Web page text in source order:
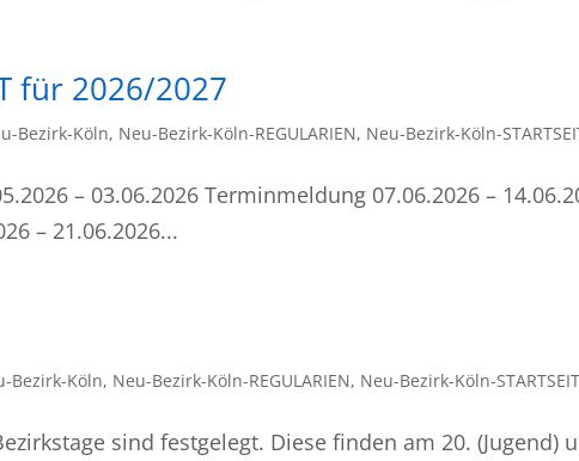
für 2026/2027
Bezirk-Köln, Neu-Bezirk-Köln-REGULARIEN, Neu-Bezirk-Köln-
– 03.06.2026 Terminmeldung 07.06.2026 –
– 21.06.2026...
Bezirk-Köln, Neu-Bezirk-Köln-REGULARIEN, Neu-Bezirk-Köln-
sind festgelegt. Diese finden am 20. (Jugend)